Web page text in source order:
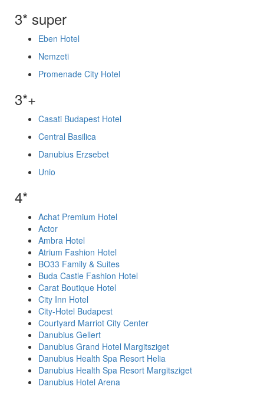
3* super
Eben Hotel
Nemzeti
Promenade City Hotel
3*+
Casati Budapest Hotel
Central Basilica
Danubius Erzsebet
Unio
4*
Achat Premium Hotel
Actor
Ambra Hotel
Atrium Fashion Hotel
BO33 Family & Suites
Buda Castle Fashion Hotel
Carat Boutique Hotel
City Inn Hotel
City-Hotel Budapest
Courtyard Marriot City Center
Danubius Gellert
Danubius Grand Hotel Margitsziget
Danubius Health Spa Resort Helia
Danubius Health Spa Resort Margitsziget
Danubius Hotel Arena